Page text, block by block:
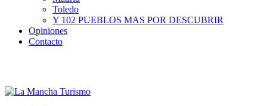
Toledo
Y 102 PUEBLOS MAS POR DESCUBRIR
Opiniones
Contacto